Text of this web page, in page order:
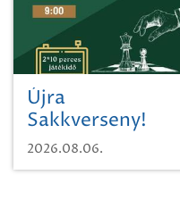
Újra
Sakkverseny!
2026.08.06.